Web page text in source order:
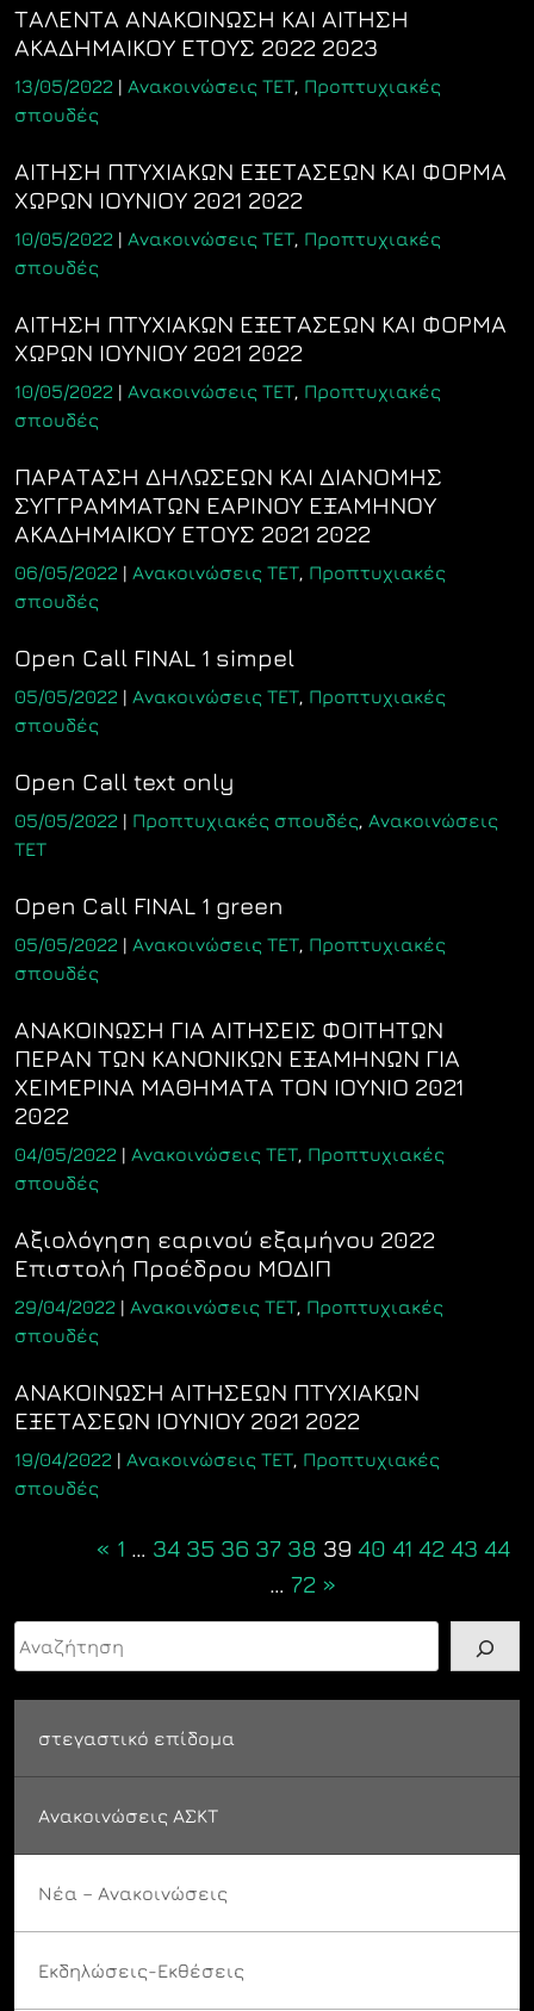
ΤΑΛΕΝΤΑ ΑΝΑΚΟΙΝΩΣΗ ΚΑΙ ΑΙΤΗΣΗ
ΑΚΑΔΗΜΑΙΚΟΥ ΕΤΟΥΣ 2022 2023
13/05/2022 | Ανακοινώσεις ΤΕΤ, Προπτυχιακές
σπουδές
ΑΙΤΗΣΗ ΠΤΥΧΙΑΚΩΝ ΕΞΕΤΑΣΕΩΝ ΚΑΙ ΦΟΡΜΑ
ΧΩΡΩΝ ΙΟΥΝΙΟΥ 2021 2022
10/05/2022 | Ανακοινώσεις ΤΕΤ, Προπτυχιακές
σπουδές
ΑΙΤΗΣΗ ΠΤΥΧΙΑΚΩΝ ΕΞΕΤΑΣΕΩΝ ΚΑΙ ΦΟΡΜΑ
ΧΩΡΩΝ ΙΟΥΝΙΟΥ 2021 2022
10/05/2022 | Ανακοινώσεις ΤΕΤ, Προπτυχιακές
σπουδές
ΠΑΡΑΤΑΣΗ ΔΗΛΩΣΕΩΝ ΚΑΙ ΔΙΑΝΟΜΗΣ
ΣΥΓΓΡΑΜΜΑΤΩΝ ΕΑΡΙΝΟΥ ΕΞΑΜΗΝΟΥ
ΑΚΑΔΗΜΑΙΚΟΥ ΕΤΟΥΣ 2021 2022
06/05/2022 | Ανακοινώσεις ΤΕΤ, Προπτυχιακές
σπουδές
Open Call FINAL 1 simpel
05/05/2022 | Ανακοινώσεις ΤΕΤ, Προπτυχιακές
σπουδές
Open Call text only
05/05/2022 | Προπτυχιακές σπουδές, Ανακοινώσεις
ΤΕΤ
Open Call FINAL 1 green
05/05/2022 | Ανακοινώσεις ΤΕΤ, Προπτυχιακές
σπουδές
ΑΝΑΚΟΙΝΩΣΗ ΓΙΑ ΑΙΤΗΣΕΙΣ ΦΟΙΤΗΤΩΝ
ΠΕΡΑΝ ΤΩΝ ΚΑΝΟΝΙΚΩΝ ΕΞΑΜΗΝΩΝ ΓΙΑ
ΧΕΙΜΕΡΙΝΑ ΜΑΘΗΜΑΤΑ ΤΟΝ ΙΟΥΝΙΟ 2021
2022
04/05/2022 | Ανακοινώσεις ΤΕΤ, Προπτυχιακές
σπουδές
Αξιολόγηση εαρινού εξαμήνου 2022
Επιστολή Προέδρου ΜΟΔΙΠ
29/04/2022 | Ανακοινώσεις ΤΕΤ, Προπτυχιακές
σπουδές
ΑΝΑΚΟΙΝΩΣΗ ΑΙΤΗΣΕΩΝ ΠΤΥΧΙΑΚΩΝ
ΕΞΕΤΑΣΕΩΝ ΙΟΥΝΙΟΥ 2021 2022
19/04/2022 | Ανακοινώσεις ΤΕΤ, Προπτυχιακές
σπουδές
« 1 … 34 35 36 37 38 39 40 41 42 43 44
… 72 »
Αναζήτηση
στεγαστικό επίδομα
Ανακοινώσεις ΑΣΚΤ
Νέα – Ανακοινώσεις
Εκδηλώσεις-Εκθέσεις